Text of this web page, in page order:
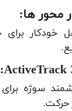
خودکار
سوژه برای
حرکت.